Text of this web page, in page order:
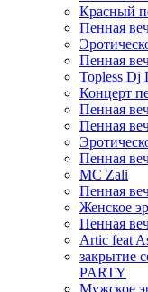
Красный
Пенная
Пенная
Topless Dj
Концерт
Пенная
Пенная
Пенная
MC Zali
Пенная
Женское
Пенная
Artic feat
закрытие
PARTY
Мужское